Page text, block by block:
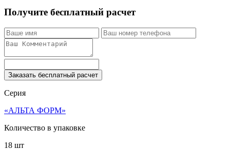
Получите бесплатный расчет
Заказать бесплатный расчет
Серия
«АЛЬТА ФОРМ»
Количество в упаковке
18 шт